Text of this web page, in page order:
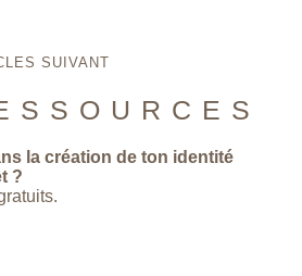
SUIVANT
la création de ton identité
?